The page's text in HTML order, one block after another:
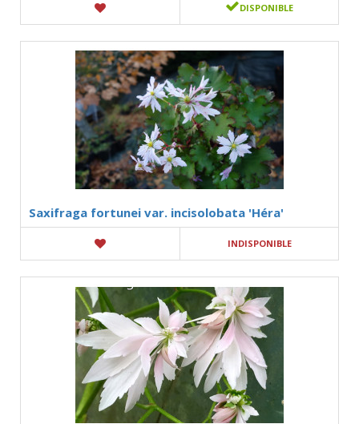
DISPONIBLE
Saxifraga fortunei var. incisolobata 'Héra'
INDISPONIBLE